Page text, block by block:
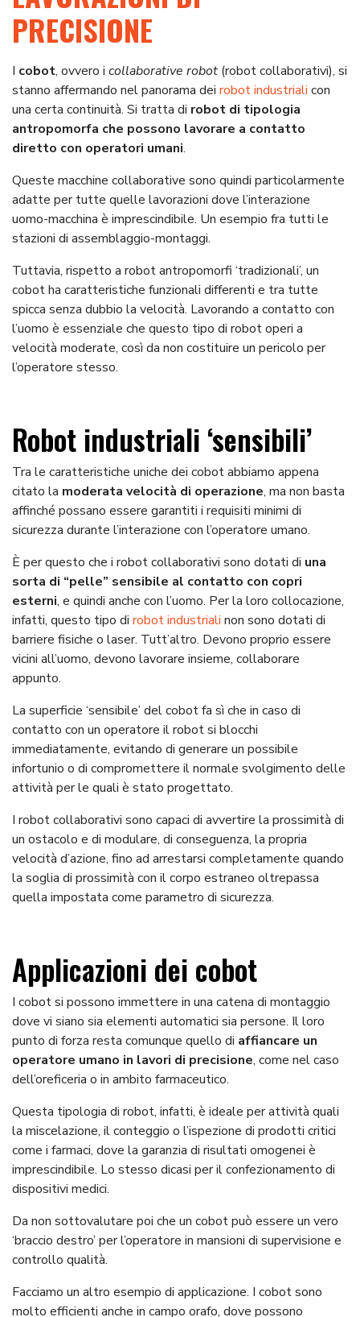
PRECISIONE
I cobot, ovvero i collaborative robot (robot collaborativi), si
stanno affermando nel panorama dei robot industriali con
una certa continuità. Si tratta di robot di tipologia
antropomorfa che possono lavorare a contatto
diretto con operatori umani.
Queste macchine collaborative sono quindi particolarmente
adatte per tutte quelle lavorazioni dove l’interazione
uomo-macchina è imprescindibile. Un esempio fra tutti le
stazioni di assemblaggio-montaggi.
Tuttavia, rispetto a robot antropomorfi ‘tradizionali’, un
cobot ha caratteristiche funzionali differenti e tra tutte
spicca senza dubbio la velocità. Lavorando a contatto con
l’uomo è essenziale che questo tipo di robot operi a
velocità moderate, così da non costituire un pericolo per
l’operatore stesso.
Robot industriali ‘sensibili’
Tra le caratteristiche uniche dei cobot abbiamo appena
citato la moderata velocità di operazione, ma non basta
affinché possano essere garantiti i requisiti minimi di
sicurezza durante l’interazione con l’operatore umano.
È per questo che i robot collaborativi sono dotati di una
sorta di “pelle” sensibile al contatto con copri
esterni, e quindi anche con l’uomo. Per la loro collocazione,
infatti, questo tipo di robot industriali non sono dotati di
barriere fisiche o laser. Tutt’altro. Devono proprio essere
vicini all’uomo, devono lavorare insieme, collaborare
appunto.
La superficie ‘sensibile’ del cobot fa sì che in caso di
contatto con un operatore il robot si blocchi
immediatamente, evitando di generare un possibile
infortunio o di compromettere il normale svolgimento delle
attività per le quali è stato progettato.
I robot collaborativi sono capaci di avvertire la prossimità di
un ostacolo e di modulare, di conseguenza, la propria
velocità d’azione, fino ad arrestarsi completamente quando
la soglia di prossimità con il corpo estraneo oltrepassa
quella impostata come parametro di sicurezza.
Applicazioni dei cobot
I cobot si possono immettere in una catena di montaggio
dove vi siano sia elementi automatici sia persone. Il loro
punto di forza resta comunque quello di affiancare un
operatore umano in lavori di precisione, come nel caso
dell’oreficeria o in ambito farmaceutico.
Questa tipologia di robot, infatti, è ideale per attività quali
la miscelazione, il conteggio o l’ispezione di prodotti critici
come i farmaci, dove la garanzia di risultati omogenei è
imprescindibile. Lo stesso dicasi per il confezionamento di
dispositivi medici.
Da non sottovalutare poi che un cobot può essere un vero
‘braccio destro’ per l’operatore in mansioni di supervisione e
controllo qualità.
Facciamo un altro esempio di applicazione. I cobot sono
molto efficienti anche in campo orafo, dove possono